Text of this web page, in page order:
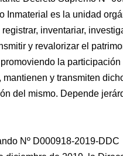
Inmaterial es la unidad
inventariar,
y revalorizar el
la
y transmiten
del mismo. Depende
Nº D000918-2019-DDC